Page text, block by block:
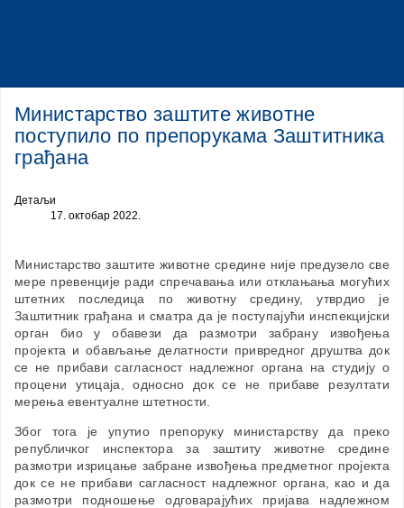
Министарство заштите животне
поступило по препорукама Заштитника
грађана
Детаљи
17. октобар 2022.
Министарство заштите животне средине није предузело све
мере превенције ради спречавања или отклањања могућих
штетних последица по животну средину, утврдио је
Заштитник грађана и сматра да је поступајући инспекцијски
орган био у обавези да размотри забрану извођења
пројекта и обављање делатности привредног друштва док
се не прибави сагласност надлежног органа на студију о
процени утицаја, односно док се не прибаве резултати
мерења евентуалне штетности.
Због тога је упутио препоруку министарству да преко
републичког инспектора за заштиту животне средине
размотри изрицање забране извођења предметног пројекта
док се не прибави сагласност надлежног органа, као и да
размотри подношење одговарајућих пријава надлежном